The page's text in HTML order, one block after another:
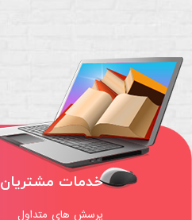
خدمات مشتریان
پرسش های متداول